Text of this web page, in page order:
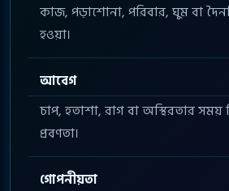
কাজ, পড়াশোনা, পরিবার, ঘুম বা
হওয়া।
আবেগ
চাপ, হতাশা, রাগ বা অস্থিরতার সময়
প্রবণতা।
গোপনীয়তা